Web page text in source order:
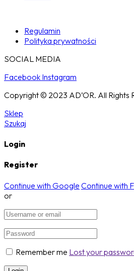
Regulamin
Polityka prywatności
SOCIAL MEDIA
Facebook Instagram
Copyright © 2023 AD’OR. All Rights
Sklep
Szukaj
Login
Register
Continue with Google Continue with
or
Remember me Lost your